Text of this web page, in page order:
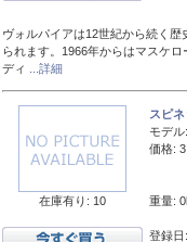
ヴォルパイアは12世紀から続く
られます。1966年からはマスケ
ディ
...詳細
在庫有り: 10
スピ
モデル:
価格:
重量:
登録